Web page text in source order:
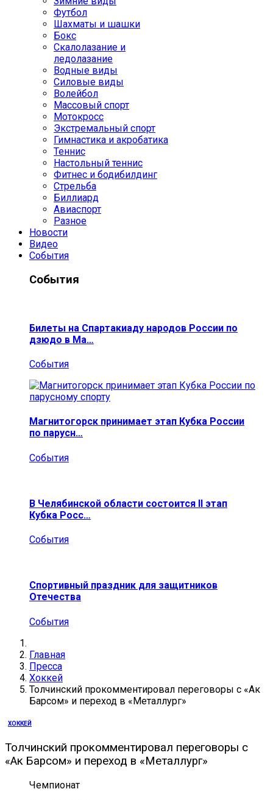
Футбол
Шахматы и шашки
Бокс
Скалолазание и
ледолазание
Водные виды
Силовые виды
Волейбол
Массовый спорт
Мотокросс
Экстремальный спорт
Гимнастика и акробатика
Теннис
Настольный теннис
Фитнес и бодибилдинг
Стрельба
Биллиард
Авиаспорт
Разное
Новости
Видео
События
События
Билеты на Спартакиаду народов России по
дзюдо в Ма…
События
Магнитогорск принимает этап Кубка России
по парусн…
События
В Челябинской области состоится II этап
Кубка Росс…
События
Спортивный праздник для защитников
Отечества
События
Главная
Пресса
Хоккей
Толчинский прокомментировал переговоры с «Ак
Барсом» и переход в «Металлург»
ХОККЕЙ
Толчинский прокомментировал переговоры с
«Ак Барсом» и переход в «Металлург»
Чемпионат